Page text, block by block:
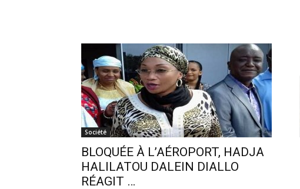
Société
BLOQUÉE À L’AÉROPORT, HADJA
HALILATOU DALEIN DIALLO
RÉAGIT …